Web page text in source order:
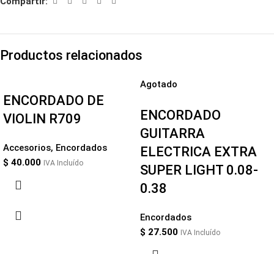
Productos relacionados
ENCORDADO DE
VIOLIN R709
Accesorios, Encordados
$ 40.000 IVA Incluído
Agotado
ENCORDADO
GUITARRA
ELECTRICA EXTRA
SUPER LIGHT 0.08-
0.38
Encordados
$ 27.500 IVA Incluído